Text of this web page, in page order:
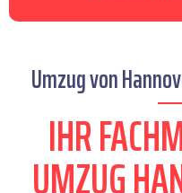
Umzug von
IHR
UMZUG